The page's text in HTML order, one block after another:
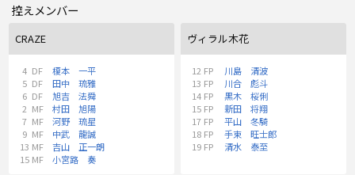
控えメンバー
CRAZE
4 DF
榎本 一平
5 DF
田中 琉雅
6 DF
旭吉 法舜
2 MF
村田 旭陽
7 MF
河野 琉星
9 MF
中武 龍誠
13 MF
吉山 正一朗
15 MF 小宮路 奏
ヴィラル木花
12 FP
川島 清波
13 FP
川合 彪斗
14 FP
黒木 桜俐
15 FP
新田 将翔
17 FP
平山 冬騎
18 FP
手束 旺士郎
19 FP 清水 泰至